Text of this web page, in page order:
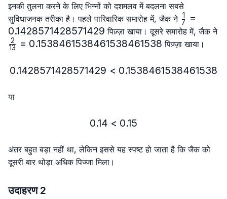
इनकी तुलना करने के लिए भिन्नों को दशमलव में बदलना सबसे
सुविधाजनक तरीका है। पहले पारिवारिक समारोह में, जैक ने \frac{1}
7
1
=
0.1428571428571429 पिज़्ज़ा खाया। दूसरे समारोह में, जैक ने
\frac{2}
13
2 = 0.1538461538461538461538 पिज़्ज़ा खाया।
0.1428571428571429 <
0.1428571428571429 < 0.1538461538461538
या
0.14 < 0.15
0.14 < 0.15
अंतर बहुत बड़ा नहीं था, लेकिन इससे यह स्पष्ट हो जाता है कि जैक को
दूसरी बार थोड़ा अधिक पिज्जा मिला।
उदाहरण 2